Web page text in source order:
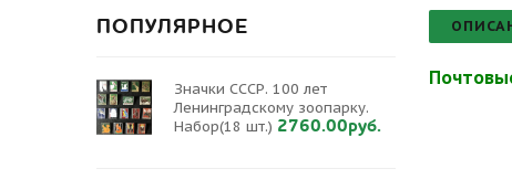
ПОПУЛЯРНОЕ
Значки СССР. 100 лет
Ленинградскому зоопарку.
Набор(18 шт.) 2760.00руб.